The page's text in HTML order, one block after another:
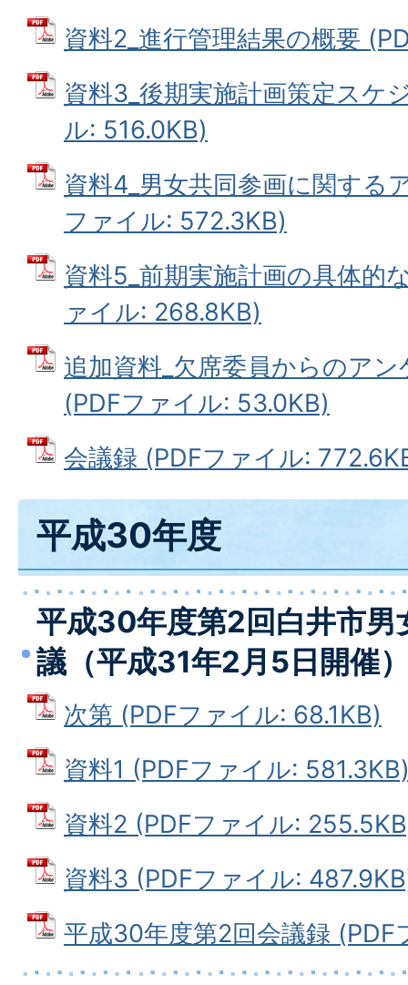
資料2_進行管理結果の概要
資料3_後期実施計画策定スケ
ル: 516.0KB)
資料4_男女共同参画に関する
ファイル: 572.3KB)
資料5_前期実施計画の具体的
ァイル: 268.8KB)
追加資料_欠席委員からのア
(PDFファイル: 53.0KB)
会議録 (PDFファイル:
平成30年度
平成30年度第2回白井市男
議（平成31年2月5日開催
次第 (PDFファイル: 68.1KB)
資料1 (PDFファイル:
資料2 (PDFファイル:
資料3 (PDFファイル:
平成30年度第2回会議録